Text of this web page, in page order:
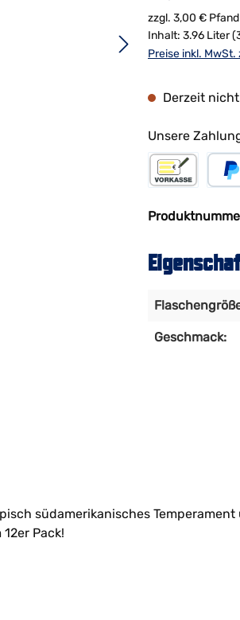
zzgl. 3,00 € Pfand
Inhalt: 3.96 Liter
Preise inkl.
Derzeit
Unsere
Geschmack:
südamerikanisches
Pack!